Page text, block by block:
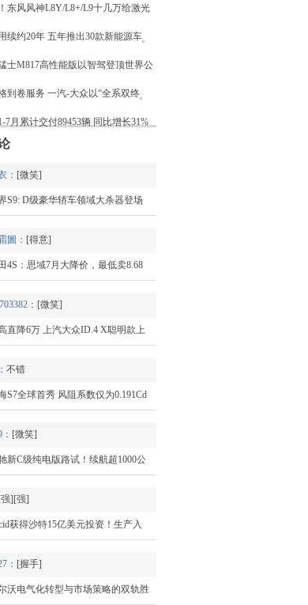
东风风神L8Y/L8+/L9十几万给激光
续约20年 五年推出30款新能源车
士M817高性能版以智驾登顶世界公
到卷服务 一汽-大众以“全系双终
7月累计交付89453辆 同比增长31%
： [微笑]
S9: D级豪华轿车领域大杀器登场
圖： [得意]
4S：思域7月大降价，最低卖8.68
： [微笑]
直降6万 上汽大众ID.4 X聪明款上
不错
S7全球首秀 风阻系数仅为0.191Cd
[微笑]
新C级纯电版路试！续航超1000公
[强][强]
获得沙特15亿美元投资！生产入
： [握手]
沃电气化转型与市场策略的双轨胜